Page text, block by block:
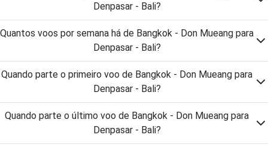
Denpasar - Bali?
Quantos voos por semana há de Bangkok - Don Mueang para
Denpasar - Bali?
Quando parte o primeiro voo de Bangkok - Don Mueang para
Denpasar - Bali?
Quando parte o último voo de Bangkok - Don Mueang para
Denpasar - Bali?